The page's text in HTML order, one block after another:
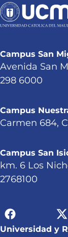
Campus San
Avenida San
298 6000
Campus
Carmen 684,
Campus San
km. 6 Los
2768100
Universidad y